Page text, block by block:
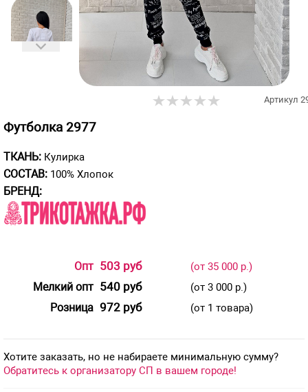
Артикул
Футболка 2977
ТКАНЬ: Кулирка
СОСТАВ: 100% Хлопок
БРЕНД:
Опт 503 руб (от 35 000 р.)
Мелкий опт 540 руб (от 3 000 р.)
Розница 972 руб (от 1 товара)
Хотите заказать, но не набираете минимальную сумму?
Обратитесь к организатору СП в вашем городе!